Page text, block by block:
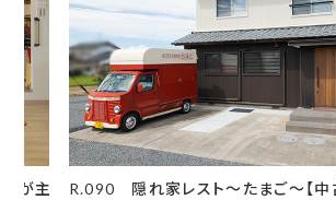
が主
R.090 隠れ家レスト～たまご～【